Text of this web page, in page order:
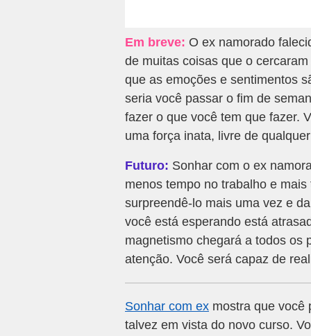
Em breve: O ex namorado
de muitas coisas que o
que as emoções e sentimentos
seria você passar o fim de
fazer o que você tem que fazer.
uma força inata, livre de
Futuro: Sonhar com o ex
menos tempo no trabalho e
surpreendê-lo mais uma vez e
você está esperando está
magnetismo chegará a todos os
atenção. Você será capaz de
Sonhar com ex mostra que você
talvez em vista do novo curso.